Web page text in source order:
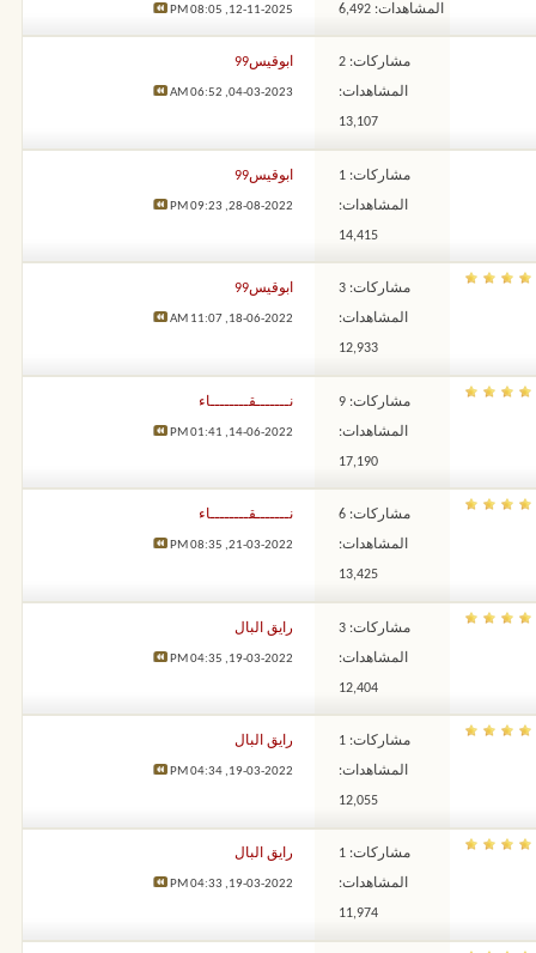
المشاهدات: 6,492 12-11-2025,
08:05 PM
مشاركات: 2
المشاهدات:
13,107
ابوقيس99
04-03-2023,
06:52 AM
مشاركات: 1
المشاهدات:
14,415
ابوقيس99
28-08-2022,
09:23 PM
مشاركات: 3
المشاهدات:
12,933
ابوقيس99
18-06-2022,
11:07 AM
مشاركات: 9
المشاهدات:
17,190
نـــــــقــــــــاء
14-06-2022,
01:41 PM
مشاركات: 6
المشاهدات:
13,425
نـــــــقــــــــاء
21-03-2022,
08:35 PM
مشاركات: 3
المشاهدات:
12,404
رايق البال
19-03-2022,
04:35 PM
مشاركات: 1
المشاهدات:
12,055
رايق البال
19-03-2022,
04:34 PM
مشاركات: 1
المشاهدات:
11,974
رايق البال
19-03-2022,
04:33 PM